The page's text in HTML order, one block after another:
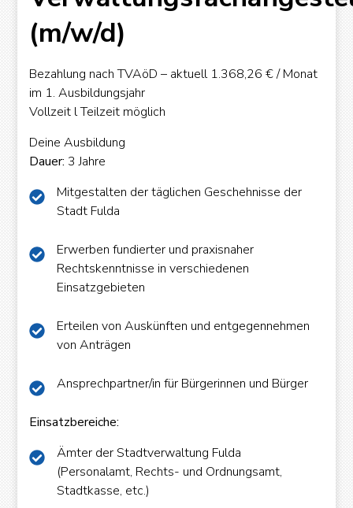
OK
(m/w/d)
Bezahlung nach TVAöD – aktuell 1.368,26 € / Monat
im 1. Ausbildungsjahr
Vollzeit l Teilzeit möglich
Deine Ausbildung
Dauer: 3 Jahre
Mitgestalten der täglichen Geschehnisse der
Stadt Fulda
Erwerben fundierter und praxisnaher
Rechtskenntnisse in verschiedenen
Einsatzgebieten
Erteilen von Auskünften und entgegennehmen
von Anträgen
Ansprechpartner/in für Bürgerinnen und Bürger
Einsatzbereiche:
Ämter der Stadtverwaltung Fulda
(Personalamt, Rechts- und Ordnungsamt,
Stadtkasse, etc.)